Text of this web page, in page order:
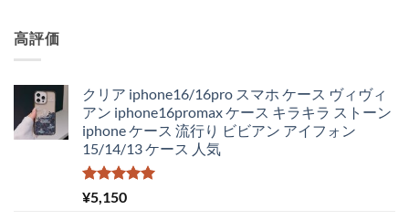
高評価
クリア iphone16/16pro スマホ ケース ヴィヴィ
アン iphone16promax ケース キラキラ ストーン
iphone ケース 流行り ビビアン アイフォン
15/14/13 ケース 人気
5段階中
5.00
¥5,150